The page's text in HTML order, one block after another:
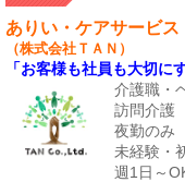
ありい・ケアサービス
（株式会社ＴＡＮ）
「お客様も社員も大切に
介護職・
訪問介護
夜勤のみ
未経験・
週1日～